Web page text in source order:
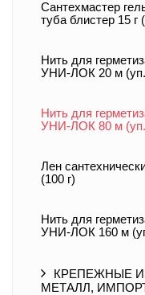
Сантехмастер
туба блистер 15 г
Нить для
УНИ-ЛОК 20 м
Нить для
УНИ-ЛОК 80 м
Лен
(100 г)
Нить для
УНИ-ЛОК 160 м
КРЕПЕЖНЫЕ
МЕТАЛЛ,